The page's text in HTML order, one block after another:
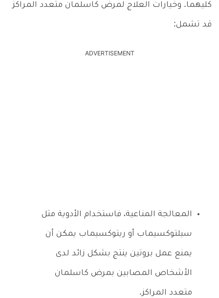
كليهما. وخيارات العلاج لمرض كاسلمان متعدد المراكز
قد تشمل:
ADVERTISEMENT
المعالجة المناعية، فاستخدام الأدوية مثل
سيلتوكسيماب أو ريتوكسيماب يمكن أن
يمنع عمل بروتين ينتج بشكل زائد لدى
الأشخاص المصابين بمرض كاسلمان
متعدد المراكز.